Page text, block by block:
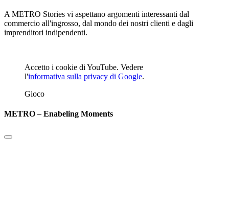
A METRO Stories vi aspettano argomenti interessanti dal
commercio all'ingrosso, dal mondo dei nostri clienti e dagli
imprenditori indipendenti.
Accetto i cookie di YouTube. Vedere
l'informativa sulla privacy di Google.
Gioco
METRO – Enabeling Moments